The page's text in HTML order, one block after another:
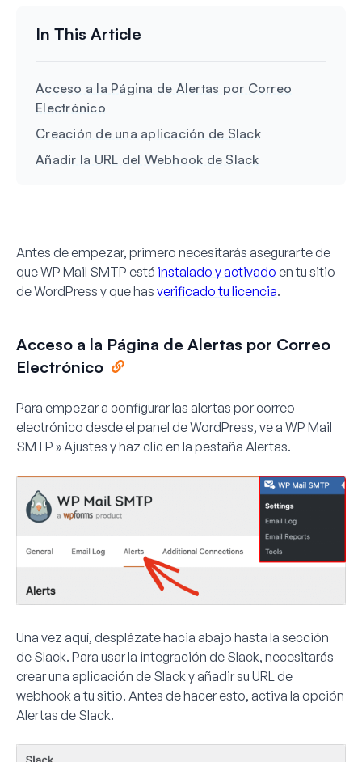
Acceso a la Página de Alertas por Correo
Electrónico
Creación de una aplicación de Slack
Añadir la URL del Webhook de Slack
Antes de empezar, primero necesitarás asegurarte de
que WP Mail SMTP está instalado y activado en tu sitio
de WordPress y que has verificado tu licencia.
Acceso a la Página de Alertas por Correo
Electrónico
Para empezar a configurar las alertas por correo
electrónico desde el panel de WordPress, ve a WP Mail
SMTP » Ajustes y haz clic en la pestaña Alertas.
Una vez aquí, desplázate hacia abajo hasta la sección
de Slack. Para usar la integración de Slack, necesitarás
crear una aplicación de Slack y añadir su URL de
webhook a tu sitio. Antes de hacer esto, activa la opción
Alertas de Slack.